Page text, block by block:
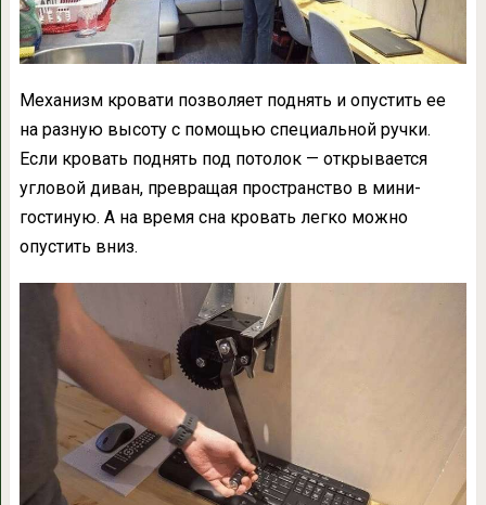
Механизм кровати позволяет поднять и опустить ее
на разную высоту с помощью специальной ручки.
Если кровать поднять под потолок — открывается
угловой диван, превращая пространство в мини-
гостиную. А на время сна кровать легко можно
опустить вниз.